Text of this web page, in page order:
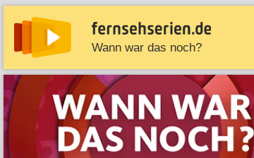
Wann war das noch?
News Entdecken Streaming